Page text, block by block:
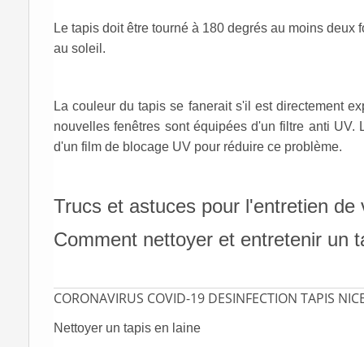
Le tapis doit être tourné à 180 degrés au moins
au soleil.
La couleur du tapis se fanerait s'il est directement
nouvelles fenêtres sont équipées d'un filtre anti
d'un film de blocage UV pour réduire ce problème.
Trucs et astuces pour l'entretien de
Comment nettoyer et entretenir un
CORONAVIRUS COVID-19 DESINFECTION TAPIS
Nettoyer un tapis en laine